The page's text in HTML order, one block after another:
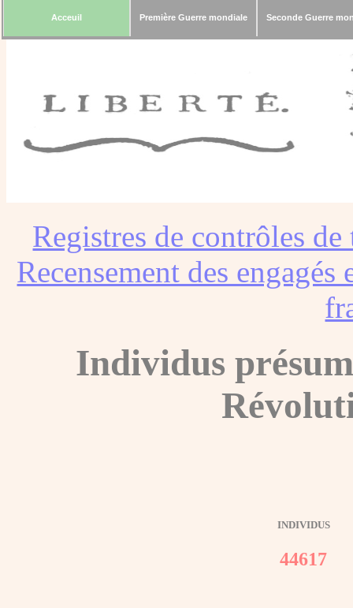
Acceuil Première Guerre mondiale Seconde Guerre
Registres de contrôles
Recensement des
Individus
INDIVIDUS
44617